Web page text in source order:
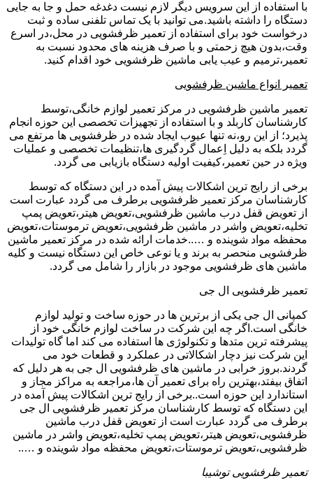
با استفاده از این سرویس دیگر لازم نیست دغدغه حمل و جا به جایی
دستگاه را داشته باشید.می توانید با یک تماس تلفنی ساده و ثبت
درخواست خود برای استفاده از تعمیر ظرفشویی در محل،در اسرع
وقت،بدون هیچ زحمتی و با صرف هزینه های محدود نسبت به
تعمیر،ترمیم و عیب یابی ماشین ظرفشویی خود اقدام کنید.
تعمیر انواع ماشین ظرفشویی
تعمیر ماشین ظرفشویی در مرکز تعمیر لوازم خانگی،توسط
کارشناسان کاربلد و با استفاده از تجهیزات تخصصی این حوزه انجام
پذیرد؛ از این رو،نه تنها عیوب ایجاد شده در ظرفشویی ها مرتفع می
گردد بلکه به دلیل اِعمال گردگیری ها،تنظیمات تخصصی و عملیات
ویژه در حین تعمیر،کیفیت اولیه دستگاه بازیابی می گردد.
برخی از رایج ترین اشکالات پیش آمده در این دستگاه که توسط
کارشناسان مرکز تعمیر ظرفشویی برطرف می گردد عبارت است
از تعویض قفل درب ماشین ظرفشویی،تعویض هیتر،تعویض پمپ
تخلیه،تعویض واشر در ماشین ظرفشویی،تعویض ترموستات،تعویض
محفظه مواد شوینده و …..خدمات ارائه شده در مرکز تعمیر ماشین
ظرفشویی منحصر به برند و یا نوعی خاص این دستگاه نیست و کلیه
ماشین های ظرفشویی موجود در بازار را شامل می گردد.
تعمیر ظرفشویی ال جی
کمپانی ال جی یکی از برترین ها در حوزه ساخت و تولید لوازم
خانگی است.اگر چه این شرکت در ساخت لوازم خانگی خود از
پیشرفته ترین متدها و تکنولوژی ها استفاده می کند اما گاه تولیدات
این شرکت نیز دچار اشکالاتی در عملکرد و قطعات خود می
گردند.بروز خرابی در ماشین های ظرفشویی ال جی به هر دلیل که
اتفاق بیفتد،بهترین راه برای تعمیر آن ها،مراجعه به مراکز مجاز و
استاندارد این حوزه است..برخی از رایج ترین اشکالات پیش آمده در
این دستگاه که توسط کارشناسان مرکز تعمیر ظرفشویی ال جی
برطرف می گردد عبارت است از تعویض قفل درب ماشین
ظرفشویی،تعویض هیتر،تعویض پمپ تخلیه،تعویض واشر در ماشین
ظرفشویی،تعویض ترموستات،تعویض محفظه مواد شوینده و …..
تعمیر ظرفشویی توشیبا